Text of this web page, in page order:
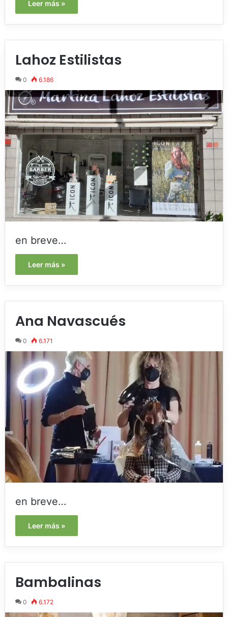
Leer más »
Lahoz Estilistas
0 6.186
en breve…
Leer más »
Ana Navascués
0 6.171
en breve…
Leer más »
Bambalinas
0 6.172